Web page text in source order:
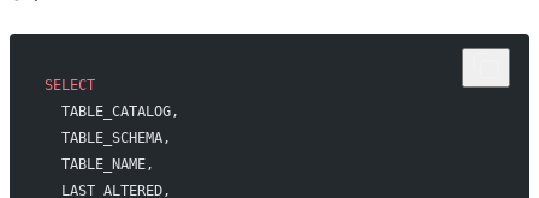
SELECT
  TABLE_CATALOG,
  TABLE_SCHEMA,
  TABLE_NAME,
  LAST_ALTERED,